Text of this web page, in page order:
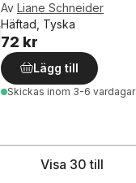
Av Liane Schneider
Häftad, Tyska
72 kr
Lägg till
Skickas inom 3-6 vardagar
Visa 30 till